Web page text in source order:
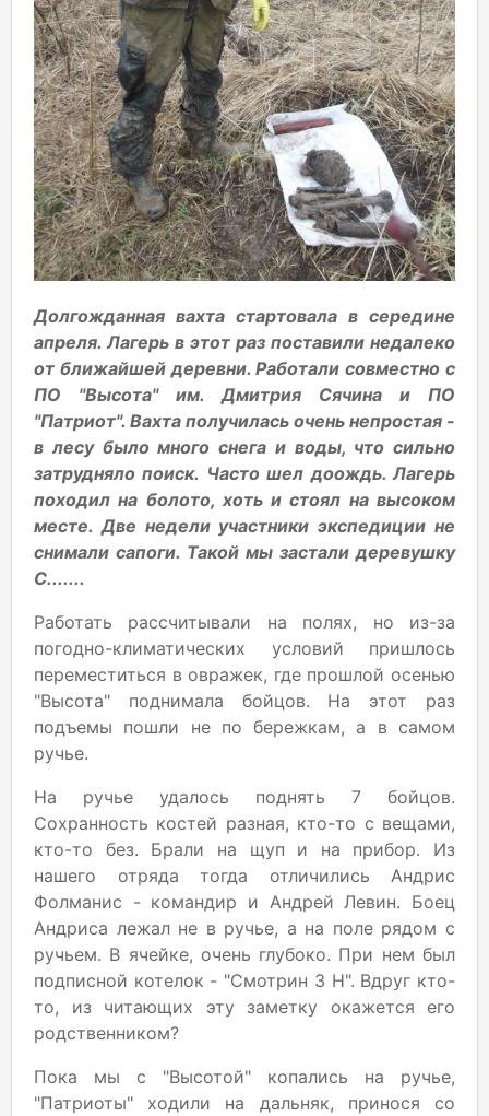
Долгожданная вахта стартовала в середине
апреля. Лагерь в этот раз поставили недалеко
от ближайшей деревни. Работали совместно с
ПО "Высота" им. Дмитрия Сячина и ПО
"Патриот". Вахта получилась очень непростая -
в лесу было много снега и воды, что сильно
затрудняло поиск. Часто шел доождь. Лагерь
походил на болото, хоть и стоял на высоком
месте. Две недели участники экспедиции не
снимали сапоги. Такой мы застали деревушку
С.......
Работать рассчитывали на полях, но из-за
погодно-климатических условий пришлось
переместиться в овражек, где прошлой осенью
"Высота" поднимала бойцов. На этот раз
подъемы пошли не по бережкам, а в самом
ручье.
На ручье удалось поднять 7 бойцов.
Сохранность костей разная, кто-то с вещами,
кто-то без. Брали на щуп и на прибор. Из
нашего отряда тогда отличились Андриc
Фолманис - командир и Андрей Левин. Боец
Андриса лежал не в ручье, а на поле рядом с
ручьем. В ячейке, очень глубоко. При нем был
подписной котелок - "Смотрин З Н". Вдруг кто-
то, из читающих эту заметку окажется его
родственником?
Пока мы с "Высотой" копались на ручье,
"Патриоты" ходили на дальняк, принося со